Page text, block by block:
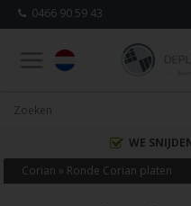
0466 90 59 43
WE
Corian » Ronde Corian platen